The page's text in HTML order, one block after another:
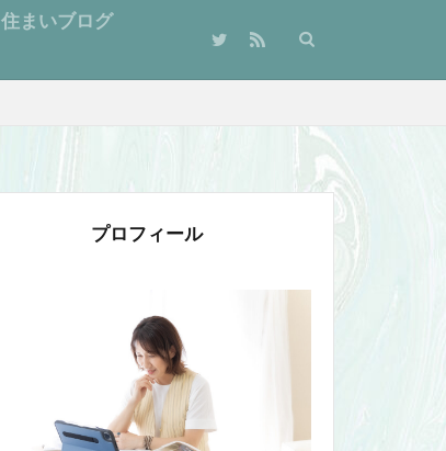
住まいブログ
プロフィール